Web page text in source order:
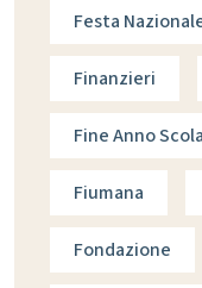
Festa
Finanzieri
Fine Anno
Fiumana
Fondazione